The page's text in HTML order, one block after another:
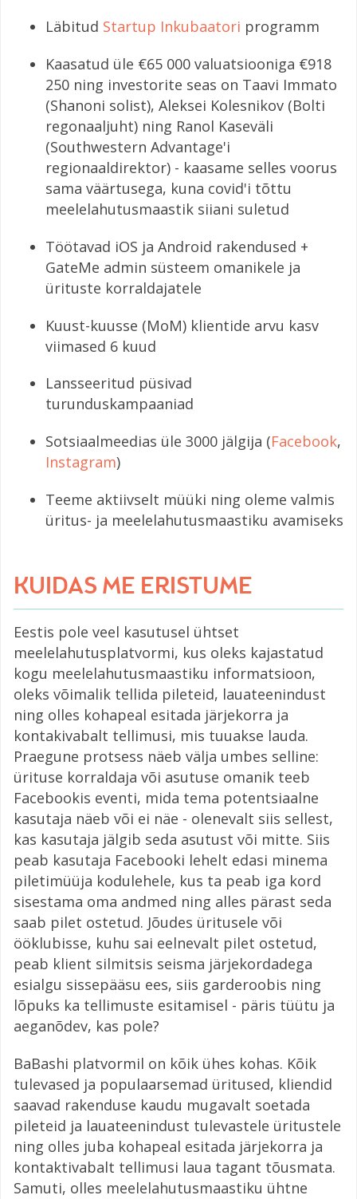
Läbitud Startup Inkubaatori programm
Kaasatud üle €65 000 valuatsiooniga €918
250 ning investorite seas on Taavi Immato
(Shanoni solist), Aleksei Kolesnikov (Bolti
regonaaljuht) ning Ranol Kaseväli
(Southwestern Advantage'i
regionaaldirektor) - kaasame selles voorus
sama väärtusega, kuna covid'i tõttu
meelelahutusmaastik siiani suletud
Töötavad iOS ja Android rakendused +
GateMe admin süsteem omanikele ja
ürituste korraldajatele
Kuust-kuusse (MoM) klientide arvu kasv
viimased 6 kuud
Lansseeritud püsivad
turunduskampaaniad
Sotsiaalmeedias üle 3000 jälgija (Facebook,
Instagram)
Teeme aktiivselt müüki ning oleme valmis
üritus- ja meelelahutusmaastiku avamiseks
KUIDAS ME ERISTUME
Eestis pole veel kasutusel ühtset
meelelahutusplatvormi, kus oleks kajastatud
kogu meelelahutusmaastiku informatsioon,
oleks võimalik tellida pileteid, lauateenindust
ning olles kohapeal esitada järjekorra ja
kontakivabalt tellimusi, mis tuuakse lauda.
Praegune protsess näeb välja umbes selline:
ürituse korraldaja või asutuse omanik teeb
Facebookis eventi, mida tema potentsiaalne
kasutaja näeb või ei näe - olenevalt siis sellest,
kas kasutaja jälgib seda asutust või mitte. Siis
peab kasutaja Facebooki lehelt edasi minema
piletimüüja kodulehele, kus ta peab iga kord
sisestama oma andmed ning alles pärast seda
saab pilet ostetud. Jõudes üritusele või
ööklubisse, kuhu sai eelnevalt pilet ostetud,
peab klient silmitsis seisma järjekordadega
esialgu sissepääsu ees, siis garderoobis ning
lõpuks ka tellimuste esitamisel - päris tüütu ja
aeganõdev, kas pole?
BaBashi platvormil on kõik ühes kohas. Kõik
tulevased ja populaarsemad üritused, kliendid
saavad rakenduse kaudu mugavalt soetada
pileteid ja lauateenindust tulevastele üritustele
ning olles juba kohapeal esitada järjekorra ja
kontaktivabalt tellimusi laua tagant tõusmata.
Samuti, olles meelelahutusmaastiku ühtne